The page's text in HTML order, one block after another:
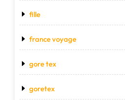
fille
france voyage
gore tex
goretex